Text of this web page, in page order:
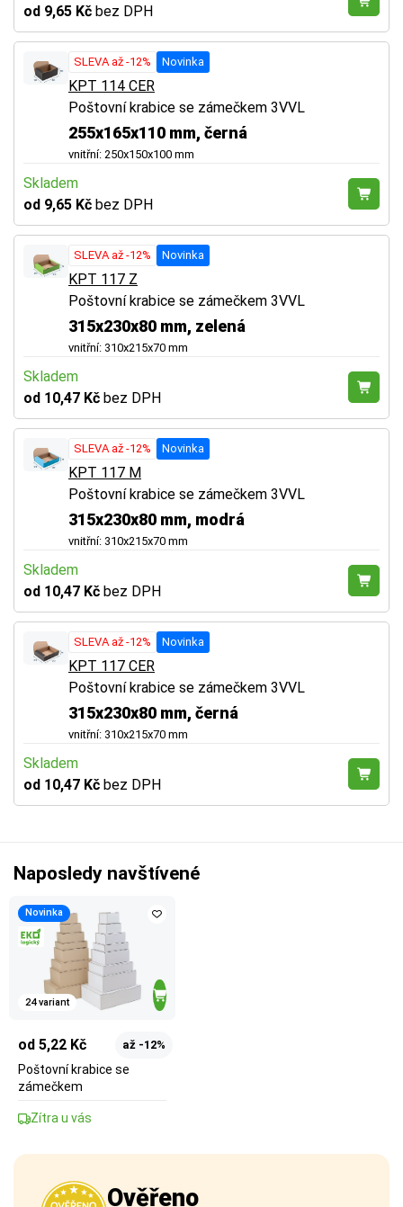
od 9,65 Kč bez DPH
SLEVA až -12% Novinka
KPT 114 CER
Poštovní krabice se zámečkem 3VVL
255x165x110 mm, černá
vnitřní: 250x150x100 mm
Skladem
od 9,65 Kč bez DPH
SLEVA až -12% Novinka
KPT 117 Z
Poštovní krabice se zámečkem 3VVL
315x230x80 mm, zelená
vnitřní: 310x215x70 mm
Skladem
od 10,47 Kč bez DPH
SLEVA až -12% Novinka
KPT 117 M
Poštovní krabice se zámečkem 3VVL
315x230x80 mm, modrá
vnitřní: 310x215x70 mm
Skladem
od 10,47 Kč bez DPH
SLEVA až -12% Novinka
KPT 117 CER
Poštovní krabice se zámečkem 3VVL
315x230x80 mm, černá
vnitřní: 310x215x70 mm
Skladem
od 10,47 Kč bez DPH
Naposledy navštívené
Novinka
24 variant
od 5,22 Kč až -12%
Poštovní krabice se
zámečkem
Zítra u vás
Ověřeno